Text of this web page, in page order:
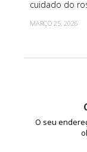
cuidado do
MARÇO 25, 2026
O seu